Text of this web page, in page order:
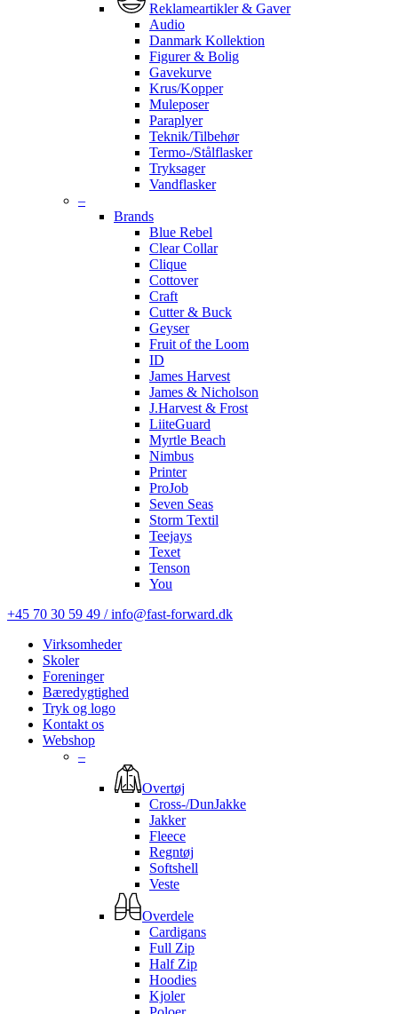
Reklameartikler & Gaver
Audio
Danmark Kollektion
Figurer & Bolig
Gavekurve
Krus/Kopper
Muleposer
Paraplyer
Teknik/Tilbehør
Termo-/Stålflasker
Tryksager
Vandflasker
–
Brands
Blue Rebel
Clear Collar
Clique
Cottover
Craft
Cutter & Buck
Geyser
Fruit of the Loom
ID
James Harvest
James & Nicholson
J.Harvest & Frost
LiiteGuard
Myrtle Beach
Nimbus
Printer
ProJob
Seven Seas
Storm Textil
Teejays
Texet
Tenson
You
+45 70 30 59 49 / info@fast-forward.dk
Virksomheder
Skoler
Foreninger
Bæredygtighed
Tryk og logo
Kontakt os
Webshop
–
Overtøj
Cross-/DunJakke
Jakker
Fleece
Regntøj
Softshell
Veste
Overdele
Cardigans
Full Zip
Half Zip
Hoodies
Kjoler